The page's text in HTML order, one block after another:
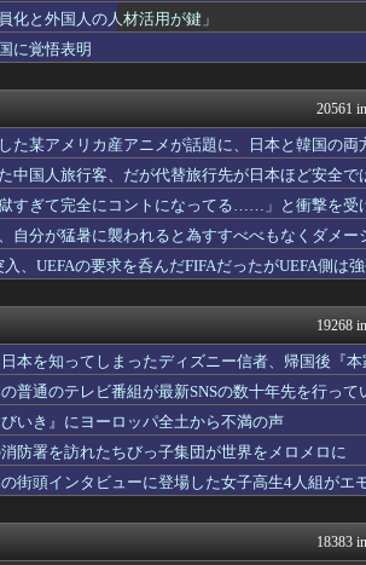
ってたが、現実に生息する...
よ【にじさんじ/える】
トレンド
逆転タイムリー！！
！9回2死ドリスから...
鷹速@ホ
期懲役
なんJ
モすぎて炎上
あじあニ
けどカレーの野菜はぽきぽき...
修羅場ラ
資格ちゃ
わんこー
女子アナ
ケ代を奢らされて、これはダ...
子育てち
同じ傾向がある」
ニュース
太客を逃してしまうwww
やが・・・
不思議
大艦巨砲
だと性的搾取になるから敢え...
おたくみ
ー」プラモデル【10...
接対決を制しマジック35...
なんじぇ
思って水を注いだ。ヘビは夢...
修羅の華
人が発熱や腹痛など訴え...
痛いニュ
て寂しい
すぎの声に「絶妙なとこ...
化と外国人の人材活用が鍵」
に覚悟表明
20561
た某アメリカ産アニメが話題に、日本と韓国の
中国人旅行客、だが代替旅行先が日本ほど安全
すぎて完全にコントになってる……」と衝撃を受
自分が猛暑に襲われると為すすべべもなくダメ
、UEFAの要求を呑んだFIFAだったがUEFA側
19268
本を知ってしまったディズニー信者、帰国後『
普通のテレビ番組が最新SNSの数十年先を行って
いき』にヨーロッパ全土から不満の声
防署を訪れたちびっ子集団が世界をメロメロに
街頭インタビューに登場した女子高生4人組がエ
18383